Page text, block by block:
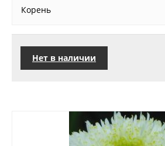
Корень
Нет в наличии